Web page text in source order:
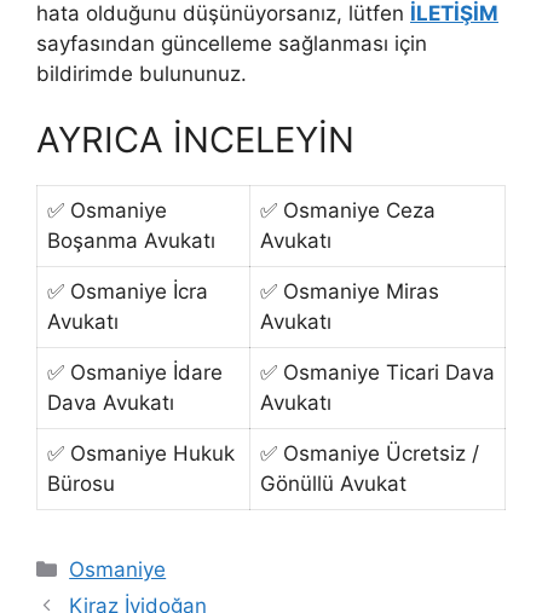
hata olduğunu düşünüyorsanız, lütfen İLETİŞİM
sayfasından güncelleme sağlanması için
bildirimde bulununuz.
AYRICA İNCELEYİN
✅ Osmaniye
Boşanma Avukatı
✅ Osmaniye Ceza
Avukatı
✅ Osmaniye İcra
Avukatı
✅ Osmaniye Miras
Avukatı
✅ Osmaniye İdare
Dava Avukatı
✅ Osmaniye Ticari Dava
Avukatı
✅ Osmaniye Hukuk
Bürosu
✅ Osmaniye Ücretsiz /
Gönüllü Avukat
Kategoriler
Osmaniye
Kiraz İyidoğan